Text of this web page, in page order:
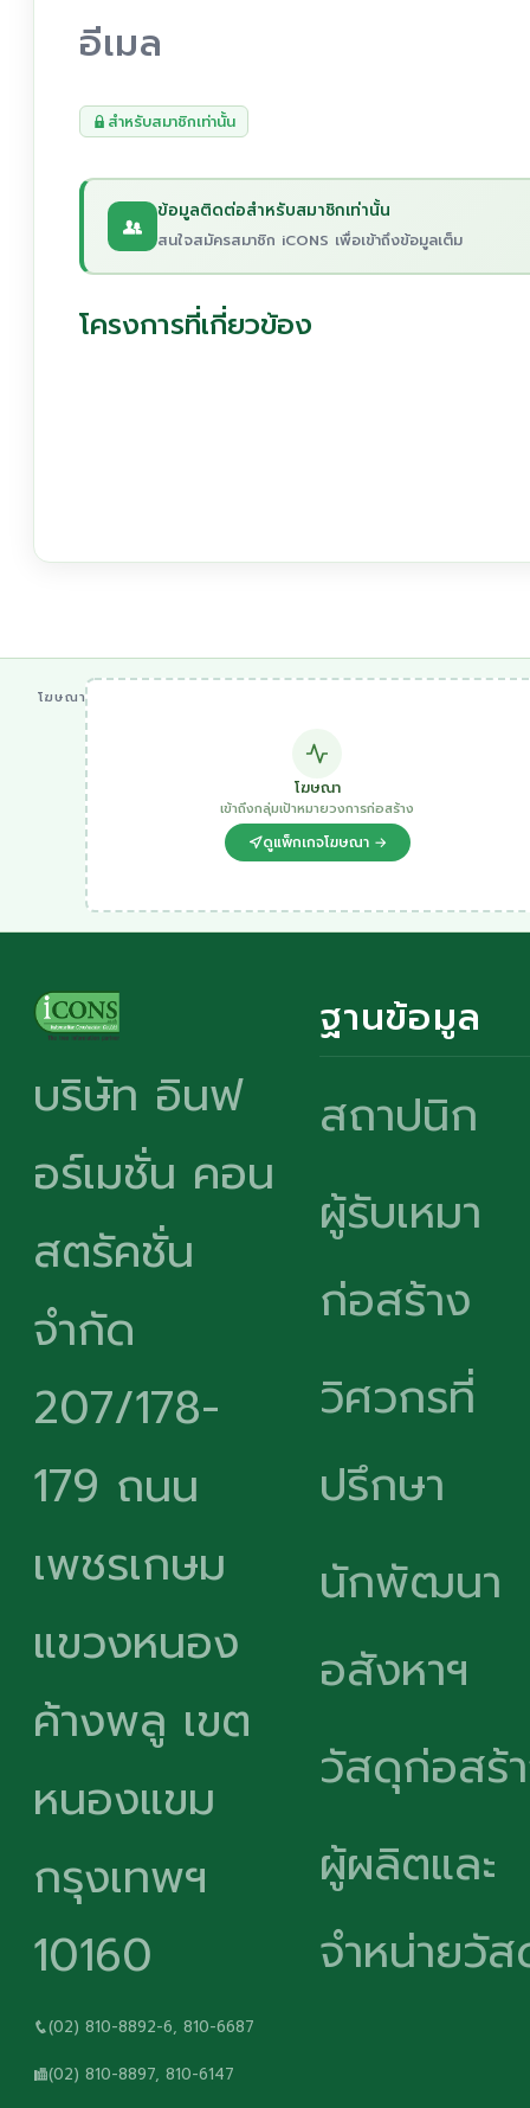
อีเมล
สำหรับสมาชิกเท่านั้น
ข้อมูลติดต่อสำหรับสมาชิกเท่านั้น
สนใจสมัครสมาชิก iCONS เพื่อเข้าถึงข้อมูลเต็ม
โครงการที่เกี่ยวข้อง
โฆษณา
โฆษณา
เข้าถึงกลุ่มเป้าหมายวงการก่อสร้าง
ดูแพ็กเกจโฆษณา →
บริษัท อินฟ
อร์เมชั่น คอน
สตรัคชั่น
จำกัด
207/178-
179 ถนน
เพชรเกษม
แขวงหนอง
ค้างพลู เขต
หนองแขม
กรุงเทพฯ
10160
(02) 810-8892-6, 810-6687
(02) 810-8897, 810-6147
ฐานข้อมูล
สถาปนิก
ผู้รับเหมา
ก่อสร้าง
วิศวกรที่
ปรึกษา
นักพัฒนา
อสังหาฯ
วัสดุก่อสร้
ผู้ผลิตและ
จำหน่ายวั